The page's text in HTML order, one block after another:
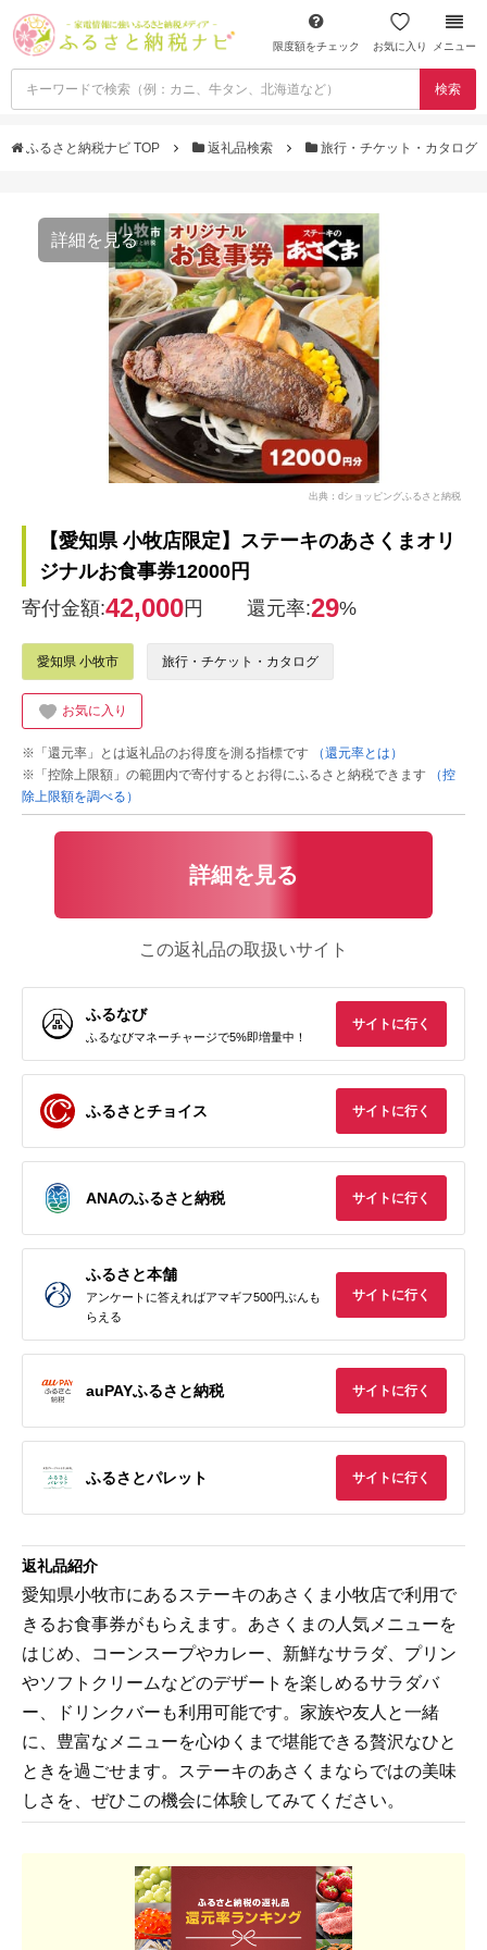
限度額をチェック お気に入り メニュー
検索
ふるさと納税ナビ TOP 返礼品検索 旅行・チケット・カタログ
詳細を見る
出典：dショッピングふるさと納税
【愛知県 小牧店限定】ステーキのあさくまオリ
ジナルお食事券12000円
寄付金額:42,000円 還元率:29%
愛知県 小牧市 旅行・チケット・カタログ
お気に入り
※「還元率」とは返礼品のお得度を測る指標です
（還元率とは）
※「控除上限額」の範囲内で寄付するとお得にふるさと納税できます
（控
除上限額を調べる）
詳細を見る
この返礼品の取扱いサイト
ふるなび
ふるなびマネーチャージで5%即増量中！
サイトに行く
ふるさとチョイス サイトに行く
ANAのふるさと納税 サイトに行く
ふるさと本舗
アンケートに答えればアマギフ500円ぶんも
らえる
サイトに行く
auPAYふるさと納税 サイトに行く
ふるさとパレット サイトに行く
返礼品紹介
愛知県小牧市にあるステーキのあさくま小牧店で利用で
きるお食事券がもらえます。あさくまの人気メニューを
はじめ、コーンスープやカレー、新鮮なサラダ、プリン
やソフトクリームなどのデザートを楽しめるサラダバ
ー、ドリンクバーも利用可能です。家族や友人と一緒
に、豊富なメニューを心ゆくまで堪能できる贅沢なひと
ときを過ごせます。ステーキのあさくまならではの美味
しさを、ぜひこの機会に体験してみてください。